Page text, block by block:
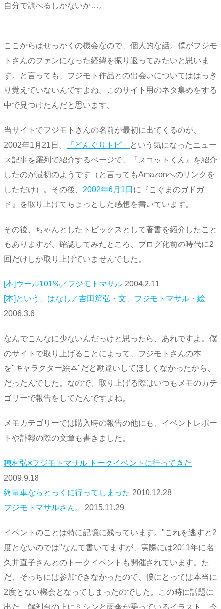
自分で調べるしかないか…。
ここからはせっかくの機会なので、個人的な話。僕がフジモ
トさんのファンになった経緯を振り返ってみたいと思いま
す。と言っても、フジモト作品との出会いについてははっき
り覚えていないんですよね。このサイト用のネタ集めをする
中で見つけたんだと思います。
当サイトでフジモトさんの名前が最初に出てくるのが、
2002年1月21日。
「どんぐりトピ」
という気になったニュー
ス記事を羅列で紹介するページで、『スコットくん』を紹介
したのが最初のようです（と言ってもAmazonへのリンクを
しただけ）。その後、 2002年6月1日 に『こぐまのガドガ
ド』を取り上げてちょっとした感想を書いています。
その後、ちゃんとしたトピックスとして著書を紹介したこと
もありますが、確認してみたところ、ブログ化前の時代に2
回だけしか取り上げていませんでした。
[本]ウール101%／フジモトマサル 2004.2.11
[本]という、はなし／吉田篤弘・文、フジモトマサル・絵
2006.3.6
なんでこんなに少ないんだっけと思ったら、あれですよ。僕
のサイトで取り上げることによって、フジモトさんの本
を"キャラクター絵本"だと勘違いしてほしくなかったから、
だったんでした。なので、取り上げる際はいつもメモのカテ
ゴリーで報告をしてたんですよね。
メモカテゴリーでは購入時の報告の他にも、イベントレポー
トや訃報の際の文章も書きました。
穂村弘×フジモトマサル トークイベントに行ってきた
2009.9.18
終電車ならとっくに行ってしまった 2010.12.28
フジモトマサルさん。
2015.11.29
イベントのことは特に記憶に残っています。"これを逃すと2
度とないのでは"なんて書いてますが、実際には2011年に名
久井直子さんとのトークイベントも開催されています。た
だ、そっちには参加できなかったので、僕にとっては本当に
2度とない機会となってしまったのでした。この時に話題に
出た、解剖台の上にミシンと雨傘が乗っているイラスト、今